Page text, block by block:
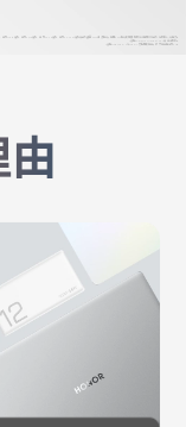
华为Mate系列、华为Pura系列、华为nova系列、华为Pocket系列等手机设备66W超级快充，使用66W快充时需要搭配移动电源或者手机标配的6A充电线。
*支持SCP/PD3.0/FCP/QC3.0等主流协议。